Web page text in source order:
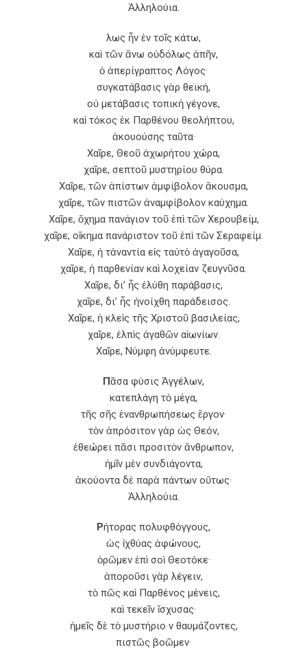
Ἀλληλούια.
λως ἦν ἐν τοῖς κάτω,
καὶ τῶν ἄνω οὐδόλως ἀπῆν,
ὁ ἀπερίγραπτος Λόγος·
συγκατάβασις γὰρ θεϊκή,
οὐ μετάβασις τοπικὴ γέγονε,
καὶ τόκος ἐκ Παρθένου θεολήπτου,
ἀκουούσης ταῦτα·
Χαῖρε, Θεοῦ ἀχωρήτου χώρα,
χαῖρε, σεπτοῦ μυστηρίου θύρα.
Χαῖρε, τῶν ἀπίστων ἀμφίβολον ἄκουσμα,
χαῖρε, τῶν πιστῶν ἀναμφίβολον καύχημα.
Χαῖρε, ὄχημα πανάγιον τοῦ ἐπὶ τῶν Χερουβείμ,
χαῖρε, οἴκημα πανάριστον τοῦ ἐπὶ τῶν Σεραφείμ.
Χαῖρε, ἡ τἀναντία εἰς ταὐτὸ ἀγαγοῦσα,
χαῖρε, ἡ παρθενίαν καὶ λοχείαν ζευγνῦσα.
Χαῖρε, δι’ ἧς ἐλύθη παράβασις,
χαῖρε, δι’ ἧς ἠνοίχθη παράδεισος.
Χαῖρε, ἡ κλεὶς τῆς Χριστοῦ βασιλείας,
χαῖρε, ἐλπὶς ἀγαθῶν αἰωνίων.
Χαῖρε, Νύμφη ἀνύμφευτε.
Πᾶσα φύσις Ἀγγέλων,
κατεπλάγη τὸ μέγα,
τῆς σῆς ἐνανθρωπήσεως ἔργον·
τὸν ἀπρόσιτον γὰρ ὡς Θεόν,
ἐθεώρει πᾶσι προσιτὸν ἄνθρωπον,
ἡμῖν μὲν συνδιάγοντα,
ἀκούοντα δὲ παρὰ πάντων οὕτως·
Ἀλληλούια.
Ρήτορας πολυφθόγγους,
ὡς ἰχθύας ἀφώνους,
ὁρῶμεν ἐπὶ σοὶ Θεοτόκε·
ἀποροῦσι γὰρ λέγειν,
τὸ πῶς καὶ Παρθένος μένεις,
καὶ τεκεῖν ἴσχυσας·
ἡμεῖς δὲ τὸ μυστήριο ν θαυμάζοντες,
πιστῶς βοῶμεν·